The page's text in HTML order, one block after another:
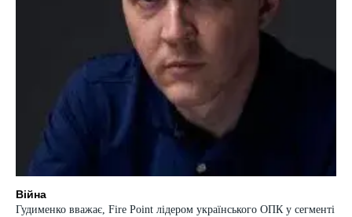
Війна
Гудименко вважає, Fire Point лідером українського ОПК у сегменті